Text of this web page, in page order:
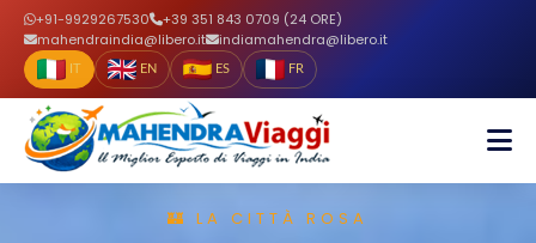
+91-9929267530
+39 351 843 0709 (24 ORE)
mahendraindia@libero.it
indiamahendra@libero.it
IT EN ES FR
🏰 LA CITTÀ ROSA